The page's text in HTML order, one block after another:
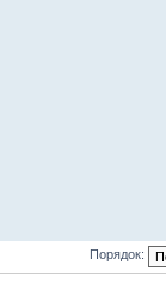
Порядок: